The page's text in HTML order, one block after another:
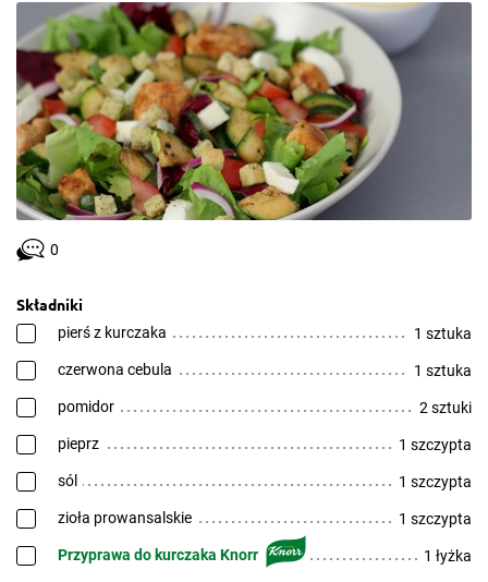
0
Składniki
pierś z kurczaka 1 sztuka
czerwona cebula 1 sztuka
pomidor 2 sztuki
pieprz 1 szczypta
sól 1 szczypta
zioła prowansalskie 1 szczypta
Przyprawa do kurczaka Knorr 1 łyżka